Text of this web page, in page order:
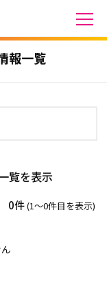
報一覧
覧を表示
0件(1〜0件目を表示)